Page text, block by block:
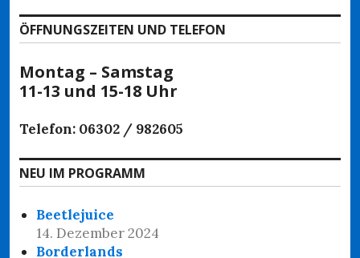
ÖFFNUNGSZEITEN UND TELEFON
Montag – Samstag
11-13 und 15-18 Uhr
Telefon: 06302 / 982605
NEU IM PROGRAMM
Beetlejuice
14. Dezember 2024
Borderlands